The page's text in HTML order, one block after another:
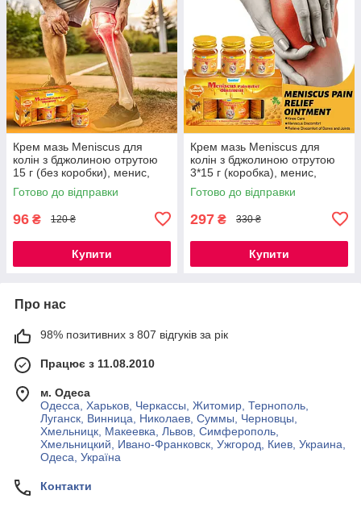
Крем мазь Meniscus для
колін з бджолиною отрутою
15 г (без коробки), менис,
розтягнення зв'язок,
протибольовий
Готово до відправки
96 ₴ 120 ₴
Купити
Крем мазь Meniscus для
колін з бджолиною отрутою
3*15 г (коробка), менис,
розтягнення зв'язок,
протибольовий
Готово до відправки
297 ₴ 330 ₴
Купити
Про нас
98% позитивних з 807 відгуків за рік
Працює з 11.08.2010
м. Одеса
Одесса, Харьков, Черкассы, Житомир, Тернополь,
Луганск, Винница, Николаев, Суммы, Черновцы,
Хмельницк, Макеевка, Львов, Симферополь,
Хмельницкий, Ивано-Франковск, Ужгород, Киев, Украина,
Одеса, Україна
Контакти